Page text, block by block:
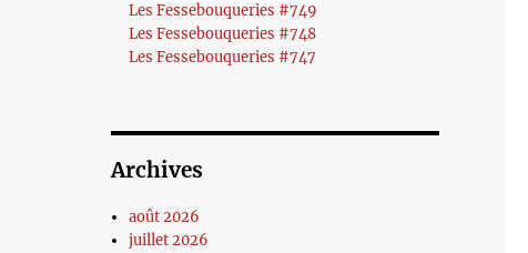
Les Fessebouqueries #749
Les Fessebouqueries #748
Les Fessebouqueries #747
Archives
août 2026
juillet 2026